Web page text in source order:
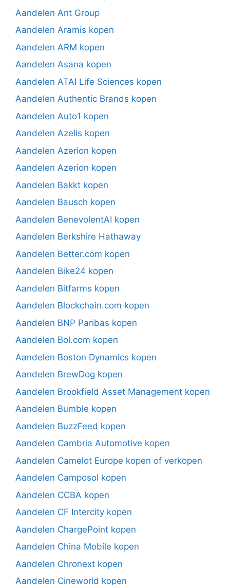
Aandelen Ant Group
Aandelen Aramis kopen
Aandelen ARM kopen
Aandelen Asana kopen
Aandelen ATAI Life Sciences kopen
Aandelen Authentic Brands kopen
Aandelen Auto1 kopen
Aandelen Azelis kopen
Aandelen Azerion kopen
Aandelen Azerion kopen
Aandelen Bakkt kopen
Aandelen Bausch kopen
Aandelen BenevolentAI kopen
Aandelen Berkshire Hathaway
Aandelen Better.com kopen
Aandelen Bike24 kopen
Aandelen Bitfarms kopen
Aandelen Blockchain.com kopen
Aandelen BNP Paribas kopen
Aandelen Bol.com kopen
Aandelen Boston Dynamics kopen
Aandelen BrewDog kopen
Aandelen Brookfield Asset Management kopen
Aandelen Bumble kopen
Aandelen BuzzFeed kopen
Aandelen Cambria Automotive kopen
Aandelen Camelot Europe kopen of verkopen
Aandelen Camposol kopen
Aandelen CCBA kopen
Aandelen CF Intercity kopen
Aandelen ChargePoint kopen
Aandelen China Mobile kopen
Aandelen Chronext kopen
Aandelen Cineworld kopen